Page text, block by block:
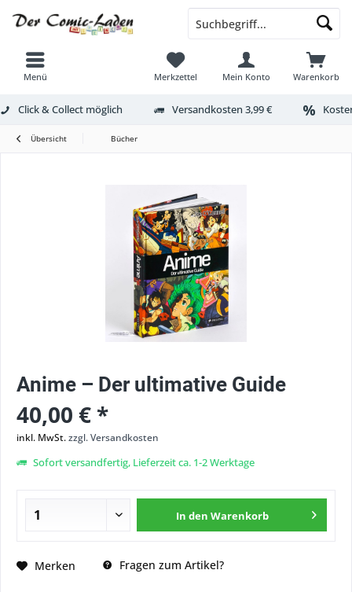
Menü Warenkorb
Merkzettel Mein Konto
Click & Collect möglich Versandkosten 3,99 €
Übersicht Bücher
Anime – Der ultimative Guide
40,00 € *
inkl. MwSt.zzgl. Versandkosten
Sofort versandfertig, Lieferzeit ca. 1-2 Werktage
In den Warenkorb
Merken Fragen zum Artikel?